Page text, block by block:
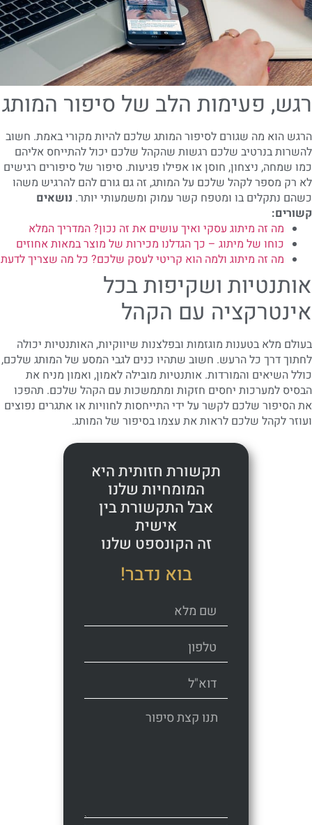
רגש, פעימות הלב של סיפור המותג
הרגש הוא מה שגורם לסיפור המותג שלכם להיות מקורי באמת. חשוב
להשרות בנרטיב שלכם רגשות שהקהל שלכם יכול להתייחס אליהם
כמו שמחה, ניצחון, חוסן או אפילו פגיעות. סיפור של סיפורים רגישים
לא רק מספר לקהל שלכם על המותג, זה גם גורם להם להרגיש משהו
כשהם נתקלים בו ומטפח קשר עמוק ומשמעותי יותר. נושאים
קשורים:
מה זה מיתוג עסקי ואיך עושים את זה נכון? המדריך המלא
כוחו של מיתוג – כך הגדלנו מכירות של מוצר במאות אחוזים
מה זה מיתוג ולמה הוא קריטי לעסק שלכם? כל מה שצריך לדעת
אותנטיות ושקיפות בכל
אינטרקציה עם הקהל
בעולם מלא בטענות מוגזמות ובפלצנות שיווקיות, האותנטיות יכולה
לחתוך דרך כל הרעש. חשוב שתהיו כנים לגבי המסע של המותג שלכם,
כולל השיאים והמורדות. אותנטיות מובילה לאמון, ואמון מניח את
הבסיס למערכות יחסים חזקות ומתמשכות עם הקהל שלכם. תהפכו
את הסיפור שלכם לקשר על ידי התייחסות לחוויות או אתגרים נפוצים
ועוזר לקהל שלכם לראות את עצמו בסיפור של המותג.
תקשורת חזותית היא
המומחיות שלנו
אבל התקשורת בין
אישית
זה הקונספט שלנו
בוא נדבר!